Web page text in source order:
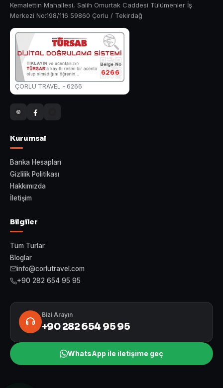
Kemalettin Mahallesi, Salih Omurtak Caddesi Tülümenler İş
Merkezi No:198/116 59860 Çorlu / Tekirdağ
6266
ÇORLU TRAVEL - 6266
Kurumsal
Banka Hesapları
Gizlilik Politikası
Hakkımızda
İletişim
Bilgiler
Tüm Turlar
Bloglar
info@corlutravel.com
+90 282 654 95 95
Bizi Arayın
+90 282 654 95 95
WhatsApp ile iletişime geç